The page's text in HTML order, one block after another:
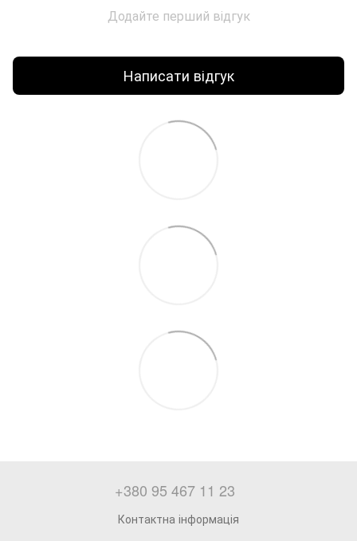
Додайте перший відгук
Написати відгук
+380 95 467 11 23
Контактна інформація